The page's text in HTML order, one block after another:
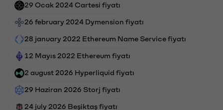
29 Ocak 2024 Cartesi fiyatı
26 february 2024 Dymension fiyatı
28 january 2022 Ethereum Name Service fiyatı
12 Mayıs 2022 Ethereum fiyatı
2 august 2026 Hyperliquid fiyatı
29 Haziran 2026 Storj fiyatı
24 july 2026 Beşiktaş fiyatı